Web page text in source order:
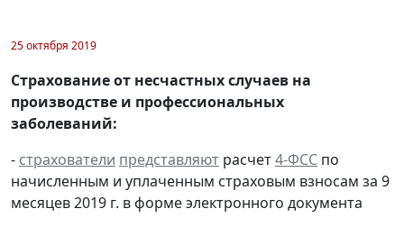
25 октября 2019
Страхование от несчастных случаев на
производстве и профессиональных
заболеваний:
- страхователи представляют расчет4-ФСС по
начисленным и уплаченным страховым взносам за 9
месяцев 2019 г. в форме электронного документа